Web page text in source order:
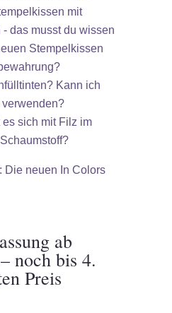
mit
- das musst du wissen
Stempelkissen
Kann ich
sich mit Filz im
Die neuen In Colors
ab
noch bis 4.
Preis